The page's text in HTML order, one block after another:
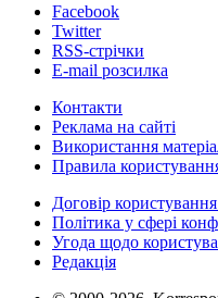
Facebook
Twitter
RSS-стрічки
E-mail розсилка
Контакти
Реклама на сайті
Використання
Правила
Договір
Політика у сфері
Угода щодо
Редакція